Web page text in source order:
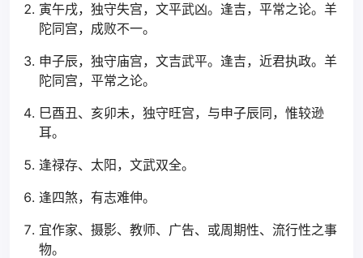
寅午戌，独守失宫，文平武凶。逢吉，平常之论。羊
陀同宫，成败不一。
申子辰，独守庙宫，文吉武平。逢吉，近君执政。羊
陀同宫，平常之论。
巳酉丑、亥卯未，独守旺宫，与申子辰同，惟较逊
耳。
逢禄存、太阳，文武双全。
逢四煞，有志难伸。
宜作家、摄影、教师、广告、或周期性、流行性之事
物。